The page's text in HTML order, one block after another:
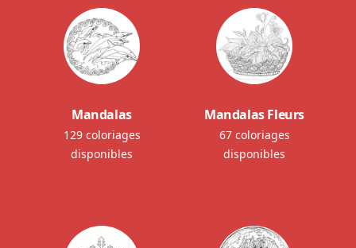
Mandalas
129 coloriages
disponibles
Mandalas Fleurs
67 coloriages
disponibles